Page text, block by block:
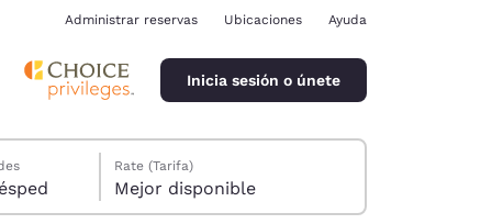
Administrar reservas Ubicaciones Ayuda
Inicia sesión o únete
1 huésped
Rate (Tarifa)
Mejor disponible